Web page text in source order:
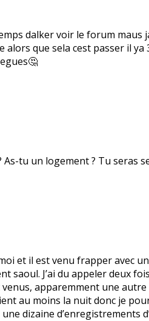
dalker voir le forum maus
que sela cest passer il ya
tu un logement ? Tu seras
et il est venu frapper avec
saoul. J’ai du appeler deux
apparemment une
au moins la nuit donc je
dizaine d’enregistrements